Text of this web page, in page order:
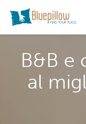
B&B e
al